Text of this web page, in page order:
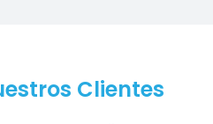
Clientes